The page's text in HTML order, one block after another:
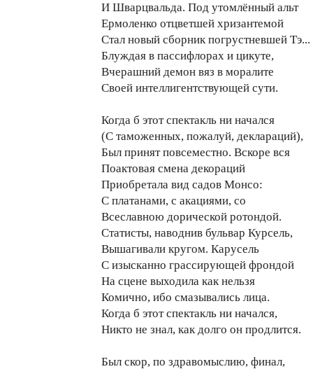
И Шварцвальда. Под утомлённый альт
Ермоленко отцветшей хризантемой
Стал новый сборник погрустневшей Тэ...
Блуждая в пассифлорах и цикуте,
Вчерашний демон вяз в моралите
Своей интеллигентствующей сути.
Когда б этот спектакль ни начался
(С таможенных, пожалуй, деклараций),
Был принят повсеместно. Вскоре вся
Поактовая смена декораций
Приобретала вид садов Монсо:
С платанами, с акациями, со
Всеславною дорической ротондой.
Статисты, наводнив бульвар Курсель,
Вышагивали кругом. Карусель
С изысканно грассирующей фрондой
На сцене выходила как нельзя
Комично, ибо смазывались лица.
Когда б этот спектакль ни начался,
Никто не знал, как долго он продлится.
Был скор, по здравомыслию, финал,